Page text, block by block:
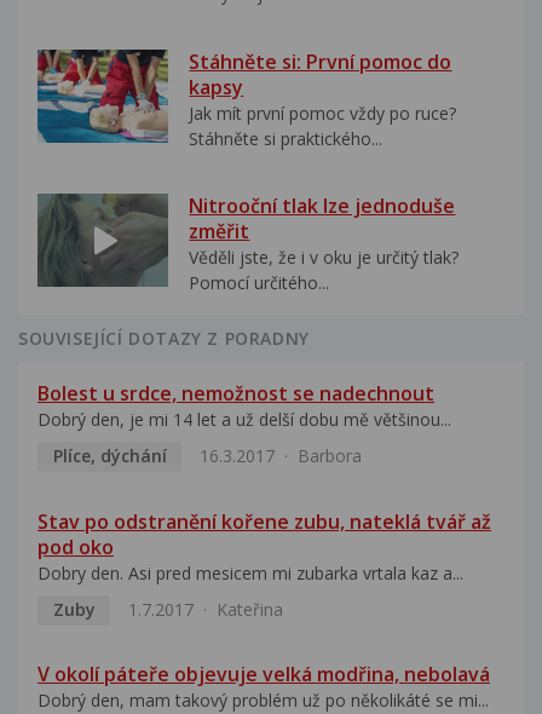
Stáhněte si: První pomoc do
kapsy
Jak mít první pomoc vždy po ruce?
Stáhněte si praktického...
Nitrooční tlak lze jednoduše
změřit
Věděli jste, že i v oku je určitý tlak?
Pomocí určitého...
SOUVISEJÍCÍ DOTAZY Z PORADNY
Bolest u srdce, nemožnost se nadechnout
Dobrý den, je mi 14 let a už delší dobu mě většinou...
Plíce, dýchání
16.3.2017 Barbora
Stav po odstranění kořene zubu, nateklá tvář až
pod oko
Dobry den. Asi pred mesicem mi zubarka vrtala kaz a...
Zuby
1.7.2017 Kateřina
V okolí páteře objevuje velká modřina, nebolavá
Dobrý den, mam takový problém už po několikáté se mi...